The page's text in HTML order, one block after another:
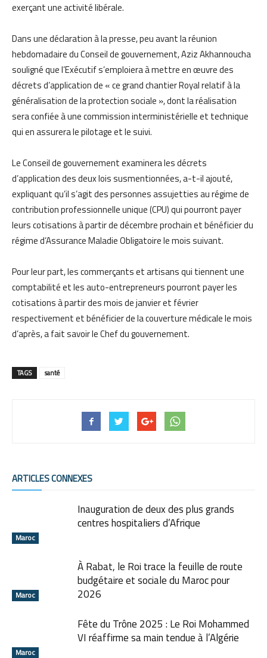
exerçant une activité libérale.
Dans une déclaration à la presse, peu avant la réunion
hebdomadaire du Conseil de gouvernement,AzizAkhannoucha
souligné que l’Exécutif s’emploiera à mettre en œuvre des
décrets d’application de « ce grand chantier Royal relatif à la
généralisation de la protection sociale », dont la réalisation
sera confiée à une commission interministérielle et technique
qui en assurera le pilotage et le suivi.
Le Conseil de gouvernement examinera les décrets
d’application des deux lois susmentionnées, a-t-il ajouté,
expliquant qu’il s’agit des personnes assujetties au régime de
contribution professionnelle unique (CPU) qui pourront payer
leurs cotisations à partir de décembre prochain et bénéficier du
régime d’Assurance Maladie Obligatoire le mois suivant.
Pour leur part, les commerçants et artisans qui tiennent une
comptabilité et les auto-entrepreneurs pourront payer les
cotisations à partir des mois de janvier et février
respectivement et bénéficier de la couverture médicale le mois
d’après, a fait savoir le Chef du gouvernement.
TAGS santé
ARTICLES CONNEXES
Maroc
Inauguration de deux des plus grands
centres hospitaliers d’Afrique
Maroc
À Rabat, le Roi trace la feuille de route
budgétaire et sociale du Maroc pour
2026
Maroc
Fête du Trône 2025 : Le Roi Mohammed
VI réaffirme sa main tendue à l’Algérie